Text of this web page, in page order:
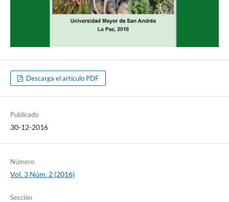
Descarga el artículo PDF
Publicado
30-12-2016
Número
Vol. 3 Núm. 2 (2016)
Sección